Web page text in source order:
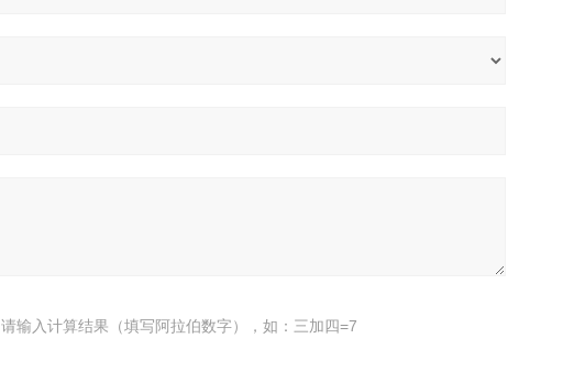
请输入计算结果（填写阿拉伯数字），如：三加四=7